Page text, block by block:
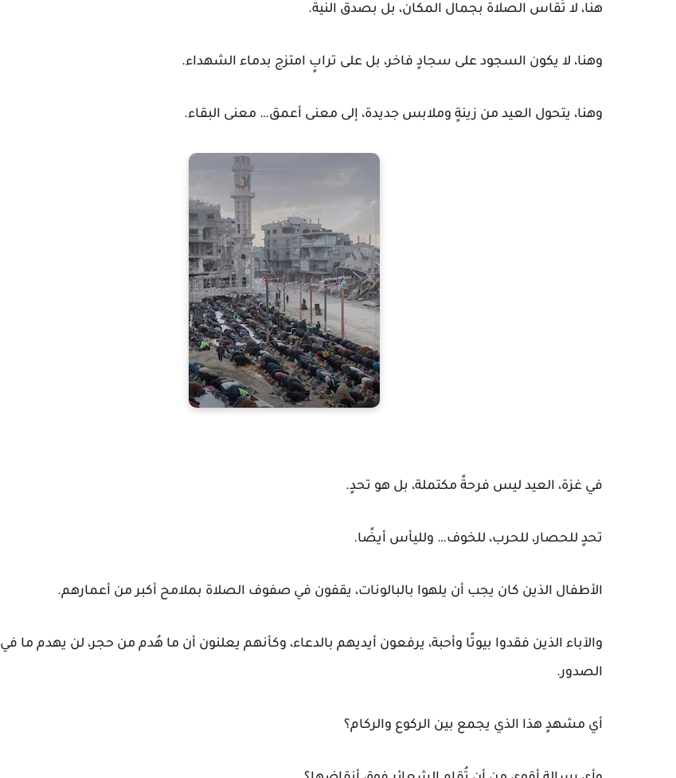
هنا، لا تُقاس الصلاة بجمال المكان، بل بصدق النية.
وهنا، لا يكون السجود على سجادٍ فاخر، بل على ترابٍ امتزج بدماء الشهداء.
وهنا، يتحول العيد من زينةٍ وملابس جديدة، إلى معنى أعمق… معنى البقاء.
في غزة، العيد ليس فرحةً مكتملة، بل هو تحدٍ.
تحدٍ للحصار، للحرب، للخوف… ولليأس أيضًا.
الأطفال الذين كان يجب أن يلهوا بالبالونات، يقفون في صفوف الصلاة بملامح أكبر من أعمارهم.
والآباء الذين فقدوا بيوتًا وأحبة، يرفعون أيديهم بالدعاء، وكأنهم يعلنون أن ما هُدم من حجر، لن يهدم ما في
الصدور.
أي مشهدٍ هذا الذي يجمع بين الركوع والركام؟